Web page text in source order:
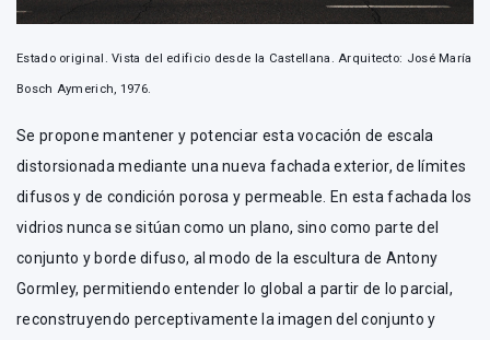
Estado original. Vista del edificio desde la Castellana. Arquitecto: José María
Bosch Aymerich, 1976.
Se propone mantener y potenciar esta vocación de escala
distorsionada mediante una nueva fachada exterior, de límites
difusos y de condición porosa y permeable. En esta fachada los
vidrios nunca se sitúan como un plano, sino como parte del
conjunto y borde difuso, al modo de la escultura de Antony
Gormley, permitiendo entender lo global a partir de lo parcial,
reconstruyendo perceptivamente la imagen del conjunto y